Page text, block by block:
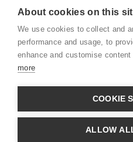
CVR: 39880032 · Adresse:
About cookies on this
We use cookies to collect and
performance and usage, to
enhance and customise
more
COOKIE
ALLOW